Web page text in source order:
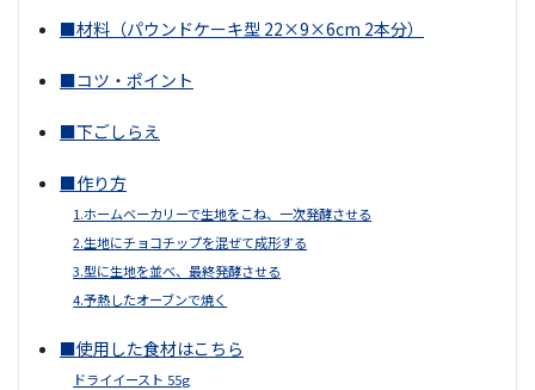
■材料（パウンドケーキ型 22×9×6cm 2本分）
■コツ・ポイント
■下ごしらえ
■作り方
1.ホームベーカリーで生地をこね、一次発酵させる
2.生地にチョコチップを混ぜて成形する
3.型に生地を並べ、最終発酵させる
4.予熱したオーブンで焼く
■使用した食材はこちら
ドライイースト 55g